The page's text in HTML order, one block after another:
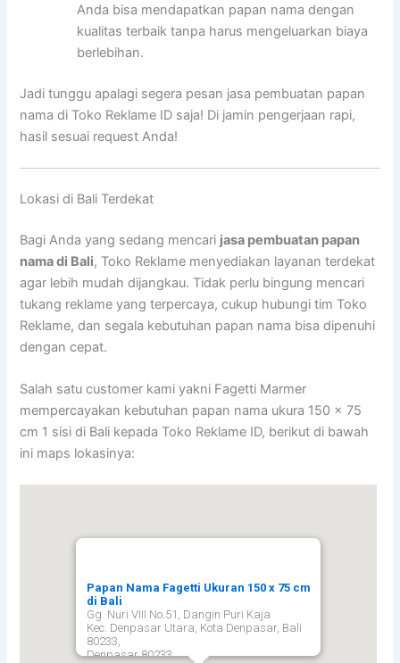
Anda bisa mendapatkan papan nama dengan
kualitas terbaik tanpa harus mengeluarkan biaya
berlebihan.
Jadi tunggu apalagi segera pesan jasa pembuatan papan
nama di Toko Reklame ID saja! Di jamin pengerjaan rapi,
hasil sesuai request Anda!
Lokasi di Bali Terdekat
Bagi Anda yang sedang mencari jasa pembuatan papan
nama di Bali, Toko Reklame menyediakan layanan terdekat
agar lebih mudah dijangkau. Tidak perlu bingung mencari
tukang reklame yang terpercaya, cukup hubungi tim Toko
Reklame, dan segala kebutuhan papan nama bisa dipenuhi
dengan cepat.
Salah satu customer kami yakni Fagetti Marmer
mempercayakan kebutuhan papan nama ukura 150 x 75
cm 1 sisi di Bali kepada Toko Reklame ID, berikut di bawah
ini maps lokasinya:
Papan Nama Fagetti Ukuran 150 x 75 cm
di Bali
Gg. Nuri VIII No.51, Dangin Puri Kaja
Kec. Denpasar Utara, Kota Denpasar, Bali
80233,
Denpasar 80233